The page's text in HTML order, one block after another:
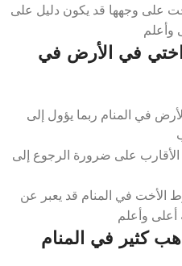
على وجهها قد يكون دليل على
وأعلم
في الأرض في
في المنام ربما يؤول إلى
على ضرورة الرجوع إلى
الأخت في المنام قد يعبر عن
أعلى وأعلم
كثير في المنام